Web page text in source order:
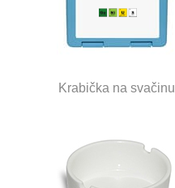
Krabička na svačinu